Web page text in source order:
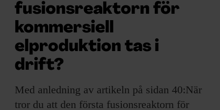
NYHETSBREV
ÄMNEN
LYSSNA/PODD
fusionsreaktorn för
kommersiell
elproduktion tas i
drift?
Med anledning av artikeln på sidan 40:När
tror du att den första fusionsreaktorn för